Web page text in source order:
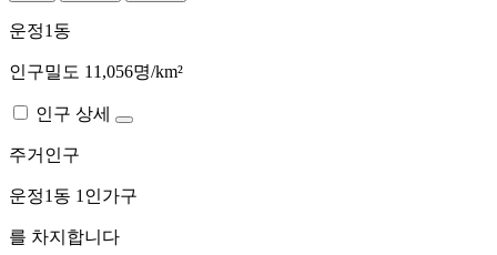
운정1동
인구밀도 11,056명/km²
인구 상세
주거인구
운정1동 1인가구
를 차지합니다